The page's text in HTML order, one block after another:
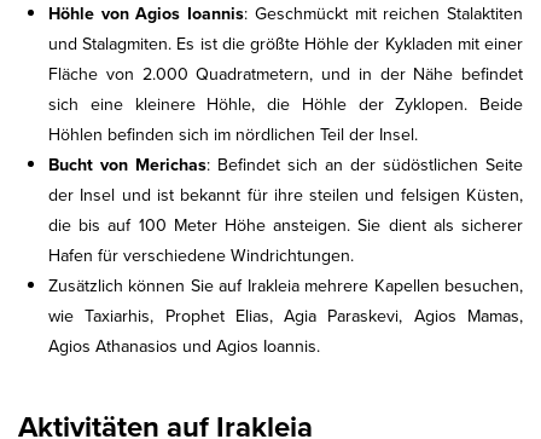
Höhle von Agios Ioannis: Geschmückt mit reichen Stalaktiten
und Stalagmiten. Es ist die größte Höhle der Kykladen mit einer
Fläche von 2.000 Quadratmetern, und in der Nähe befindet
sich eine kleinere Höhle, die Höhle der Zyklopen. Beide
Höhlen befinden sich im nördlichen Teil der Insel.
Bucht von Merichas: Befindet sich an der südöstlichen Seite
der Insel und ist bekannt für ihre steilen und felsigen Küsten,
die bis auf 100 Meter Höhe ansteigen. Sie dient als sicherer
Hafen für verschiedene Windrichtungen.
Zusätzlich können Sie auf Irakleia mehrere Kapellen besuchen,
wie Taxiarhis, Prophet Elias, Agia Paraskevi, Agios Mamas,
Agios Athanasios und Agios Ioannis.
Aktivitäten auf Irakleia